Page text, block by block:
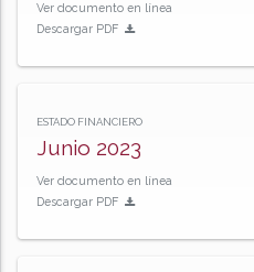
Ver documento en línea
Descargar PDF
ESTADO FINANCIERO
Junio 2023
Ver documento en línea
Descargar PDF